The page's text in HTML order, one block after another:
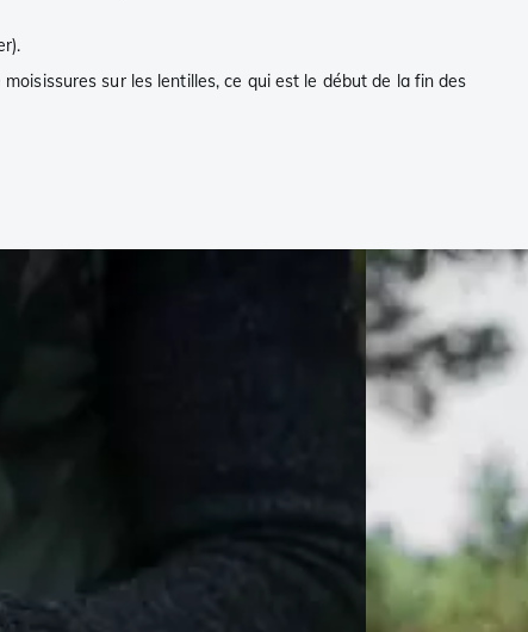
sur les lentilles, ce qui est le début de la fin des